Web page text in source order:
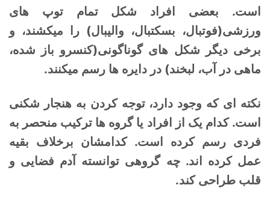
است. بعضی افراد شکل تمام توپ های
ورزشی(فوتبال، بسکتبال، والیبال) را میکشند، و
برخی دیگر شکل های گوناگونی(کنسرو باز شده،
ماهی در آب، لبخند) در دایره ها رسم میکنند.
نکته ای که وجود دارد، توجه کردن به هنجار شکنی
است. کدام یک از افراد یا گروه ها ترکیب منحصر به
فردی رسم کرده است. کدامشان برخلاف بقیه
عمل کرده اند. چه گروهی توانسته آدم فضایی و
قلب طراحی کند.